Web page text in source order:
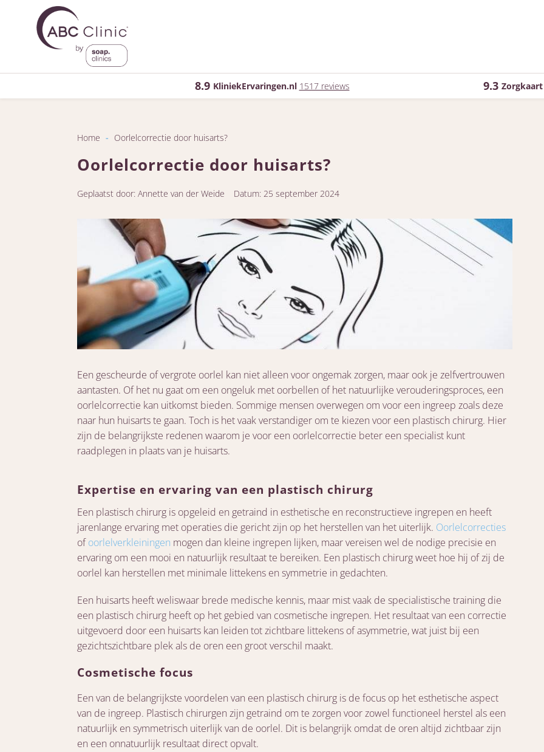
8.9 KliniekErvaringen.nl 1517 reviews 9.3
Home - Oorlelcorrectie door huisarts?
Oorlelcorrectie door huisarts?
Geplaatst door: Annette van der Weide Datum: 25 september 2024
Een gescheurde of vergrote oorlel kan niet alleen voor ongemak zorgen, maar ook je zelfvertrouwen
aantasten. Of het nu gaat om een ongeluk met oorbellen of het natuurlijke verouderingsproces, een
oorlelcorrectie kan uitkomst bieden. Sommige mensen overwegen om voor een ingreep zoals deze
naar hun huisarts te gaan. Toch is het vaak verstandiger om te kiezen voor een plastisch chirurg. Hier
zijn de belangrijkste redenen waarom je voor een oorlelcorrectie beter een specialist kunt
raadplegen in plaats van je huisarts.
Expertise en ervaring van een plastisch chirurg
Een plastisch chirurg is opgeleid en getraind in esthetische en reconstructieve ingrepen en heeft
jarenlange ervaring met operaties die gericht zijn op het herstellen van het uiterlijk. Oorlelcorrecties
ofoorlelverkleiningen mogen dan kleine ingrepen lijken, maar vereisen wel de nodige precisie en
ervaring om een mooi en natuurlijk resultaat te bereiken. Een plastisch chirurg weet hoe hij of zij de
oorlel kan herstellen met minimale littekens en symmetrie in gedachten.
Een huisarts heeft weliswaar brede medische kennis, maar mist vaak de specialistische training die
een plastisch chirurg heeft op het gebied van cosmetische ingrepen. Het resultaat van een correctie
uitgevoerd door een huisarts kan leiden tot zichtbare littekens of asymmetrie, wat juist bij een
gezichtszichtbare plek als de oren een groot verschil maakt.
Cosmetische focus
Een van de belangrijkste voordelen van een plastisch chirurg is de focus op het esthetische aspect
van de ingreep. Plastisch chirurgen zijn getraind om te zorgen voor zowel functioneel herstel als een
natuurlijk en symmetrisch uiterlijk van de oorlel. Dit is belangrijk omdat de oren altijd zichtbaar zijn
en een onnatuurlijk resultaat direct opvalt.